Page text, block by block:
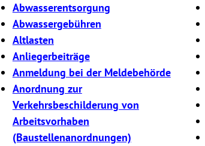
Abwasserentsorgung
Abwassergebühren
Altlasten
Anliegerbeiträge
Anmeldung bei der Meldebehörde
Anordnung zur
Verkehrsbeschilderung von
Arbeitsvorhaben
(Baustellenanordnungen)